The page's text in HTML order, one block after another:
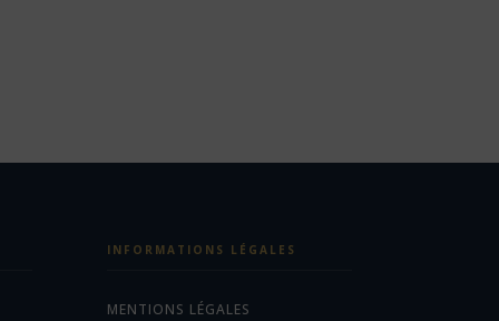
INFORMATIONS LÉGALES
MENTIONS LÉGALES